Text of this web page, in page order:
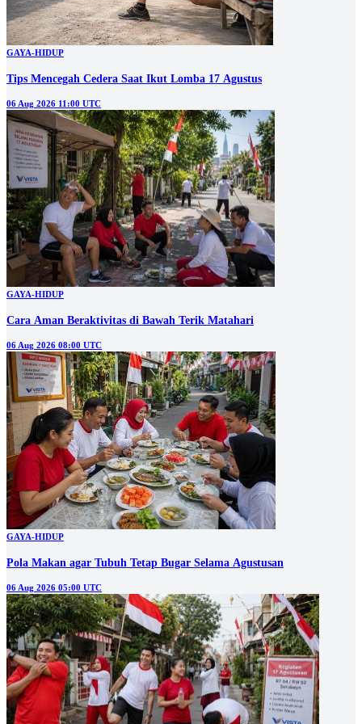
GAYA-HIDUP
Tips Mencegah Cedera Saat Ikut Lomba 17 Agustus
06 Aug 2026 11:00 UTC
GAYA-HIDUP
Cara Aman Beraktivitas di Bawah Terik Matahari
06 Aug 2026 08:00 UTC
GAYA-HIDUP
Pola Makan agar Tubuh Tetap Bugar Selama Agustusan
06 Aug 2026 05:00 UTC